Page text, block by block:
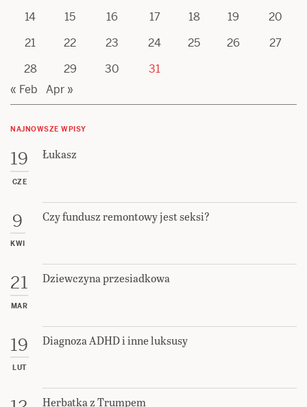
14
15 16 17 18 19
20
21
22 23 24 25 26
27
28
29 30
31
« Feb
Apr »
NAJNOWSZE WPISY
19
CZE
Łukasz
9
KWI
Czy fundusz remontowy jest seksi?
21
MAR
Dziewczyna przesiadkowa
19
LUT
Diagnoza ADHD i inne luksusy
Herbatka z Trumpem